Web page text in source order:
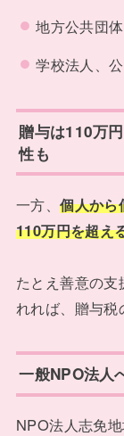
地方公共団体
学校法人、
贈与は110万
性も
一方、個人から
110万円を超え
たとえ善意の
れれば、贈与税
一般NPO法人
NPO法人志免